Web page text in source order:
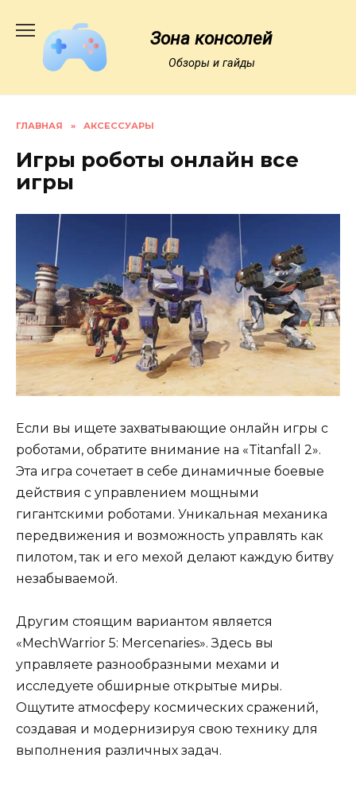
содержанию
Зона консолей
Обзоры и гайды
ГЛАВНАЯ » АКСЕССУАРЫ
Игры роботы онлайн все
игры
Если вы ищете захватывающие онлайн игры с
роботами, обратите внимание на «Titanfall 2».
Эта игра сочетает в себе динамичные боевые
действия с управлением мощными
гигантскими роботами. Уникальная механика
передвижения и возможность управлять как
пилотом, так и его мехой делают каждую битву
незабываемой.
Другим стоящим вариантом является
«MechWarrior 5: Mercenaries». Здесь вы
управляете разнообразными мехами и
исследуете обширные открытые миры.
Ощутите атмосферу космических сражений,
создавая и модернизируя свою технику для
выполнения различных задач.